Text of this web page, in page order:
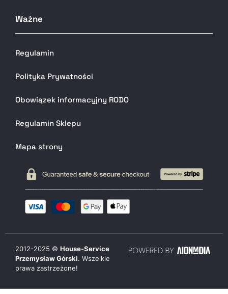
Ważne
Regulamin
Polityka Prywatności
Obowiązek informacyjny RODO
Regulamin Sklepu
Mapa strony
2012-2025 © House-Service
Przemysław Górski. Wszelkie
prawa zastrzeżone!